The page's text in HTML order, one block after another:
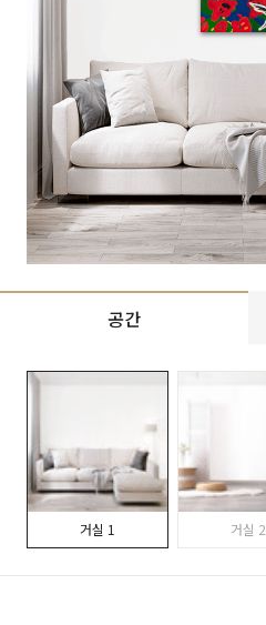
공간
거실 1 거실 2